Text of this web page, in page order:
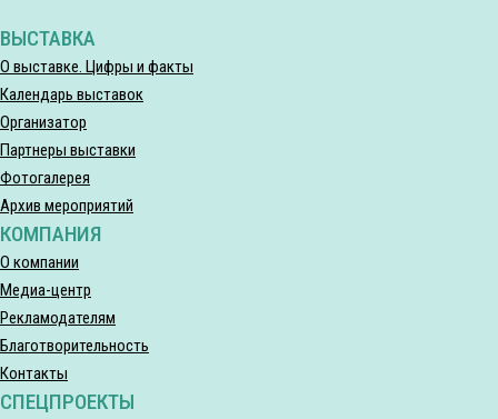
ВЫСТАВКА
О выставке. Цифры и факты
Календарь выставок
Организатор
Партнеры выставки
Фотогалерея
Архив мероприятий
КОМПАНИЯ
О компании
Медиа-центр
Рекламодателям
Благотворительность
Контакты
СПЕЦПРОЕКТЫ